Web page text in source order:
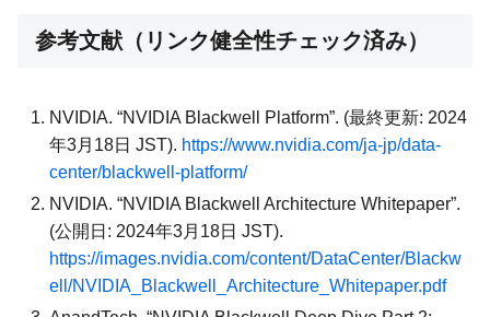
参考文献（リンク健全性チェック済み）
NVIDIA. “NVIDIA Blackwell Platform”. (最終更新: 2024
年3月18日 JST). https://www.nvidia.com/ja-jp/data-
center/blackwell-platform/
NVIDIA. “NVIDIA Blackwell Architecture Whitepaper”.
(公開日: 2024年3月18日 JST).
https://images.nvidia.com/content/DataCenter/Blackw
ell/NVIDIA_Blackwell_Architecture_Whitepaper.pdf